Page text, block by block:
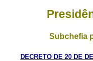
Subchefia
DECRETO DE 20 DE